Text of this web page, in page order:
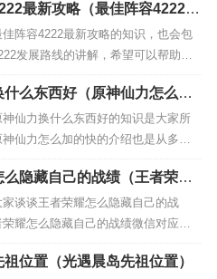
怪物猎人崛起搔龙怎么打 3、sw
猎人崛起怎么拼 NS怪物猎人XX怎么
个必备素材和一个必备条...
最新攻略（最佳阵容4222发
阵容4222最新攻略的知识，也会包
发展路线的讲解，希望可以帮助大
题！ 本文目录一览： 1、《最佳阵
安排阵容 2、最佳阵容4222技能攻
何搭配 3、最佳阵容4222如何选前
略 4、最佳阵容4222怎么玩...
什么东西好（原神仙力怎么加
仙力换什么东西好的知识是大家所
仙力怎么加的快的介绍也是从多个
望可以让大家解决现在的问题！ 本
1、原神须臾树脂买建议 原神须臾树
尘歌壶仙力有什么用 3、原神洞天摆
原神》20000仙力要维持吗? 5、...
么隐藏自己的战绩（王者荣耀
的战绩微信）
谈谈王者荣耀怎么隐藏自己的战
耀怎么隐藏自己的战绩微信对应的
各位有所帮助，不要忘了收藏本站
一览： 1、王者荣耀怎么隐藏历史战
位置（光遇晨岛先祖位置）